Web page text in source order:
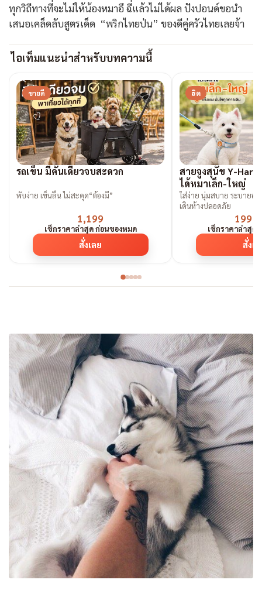
ทุกวิถีทางที่จะไม่ให้น้องหมาอึ ฉี่แล้วไม่ได้ผล ปังปอนด์ขอนำ
เสนอเคล็ดลับสูตรเด็ด “พริกไทยป่น” ของดีคู่ครัวไทยเลยจ้า
ไอเท็มแนะนำสำหรับบทความนี้
ขายดี
รถเข็น มีคันเดียวจบสะดวก
พับง่าย เข็นลื่น ไม่สะดุด“ต้องมี”
1,199
เช็กราคาล่าสุด ก่อนของหมด
สั่งเลย
ฮิต
สายจูงสุนัข Y-
ได้หมาเล็ก-ใหญ่
ใส่ง่าย นุ่มสบาย ระบายอา
เดินห้างปลอดภัย
199
เช็กราคาล่าสุด
สั่งเ